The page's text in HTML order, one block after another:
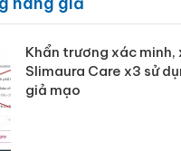
Khẩn trương xác minh,
Slimaura Care x3 sử
giả mạo